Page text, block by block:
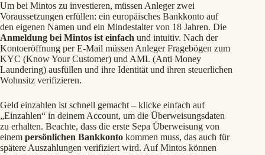
Um bei Mintos zu investieren, müssen Anleger zwei
Voraussetzungen erfüllen: ein europäisches Bankkonto auf
den eigenen Namen und ein Mindestalter von 18 Jahren. Die
Anmeldung bei Mintos ist einfach und intuitiv. Nach der
Kontoeröffnung per E-Mail müssen Anleger Fragebögen zum
KYC (Know Your Customer) und AML (Anti Money
Laundering) ausfüllen und ihre Identität und ihren steuerlichen
Wohnsitz verifizieren.
Geld einzahlen ist schnell gemacht – klicke einfach auf
„Einzahlen“ in deinem Account, um die Überweisungsdaten
zu erhalten. Beachte, dass die erste Sepa Überweisung von
einem persönlichen Bankkonto kommen muss, das auch für
spätere Auszahlungen verifiziert wird. Auf Mintos können